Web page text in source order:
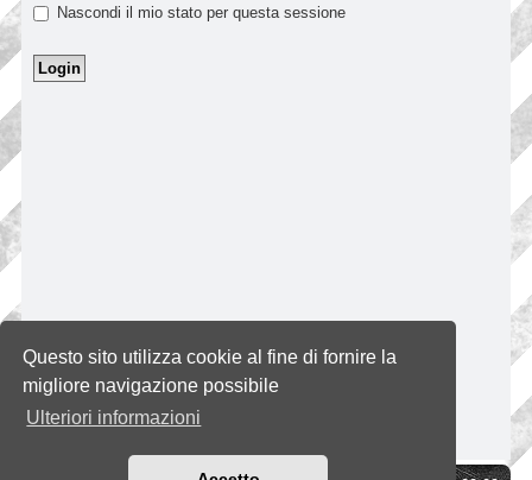
Questo sito utilizza cookie al fine di fornire la
migliore navigazione possibile
Ulteriori informazioni
Nascondi il mio stato per questa sessione